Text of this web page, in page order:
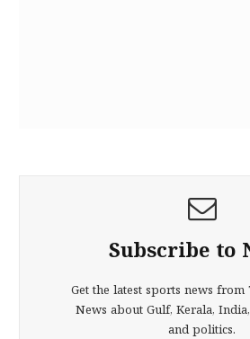
Subscribe to
Get the latest sports news from
News about Gulf, Kerala,
and politics.